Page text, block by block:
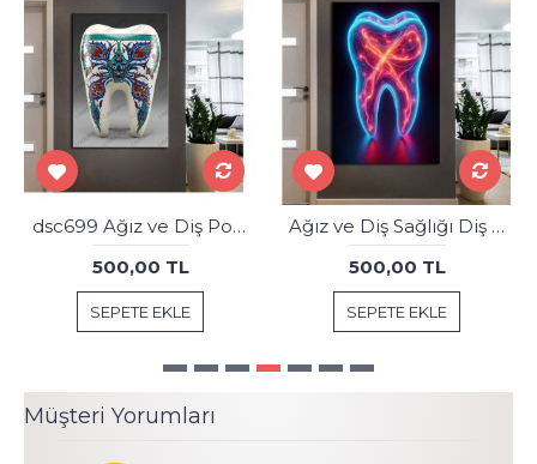
dsc699 Ağız ve Diş Polikliniği, Dişçi Tabloları, Diş Hekimi, Türk Çini Sanatı Süslemesi Tablo
500,00 TL
SEPETE EKLE
Ağız ve Diş Sağlığı Diş Tablosu Diş Hastanesi Dekorasyon Neon Renk dsc519
500,00 TL
SEPETE EKLE
Müşteri Yorumları